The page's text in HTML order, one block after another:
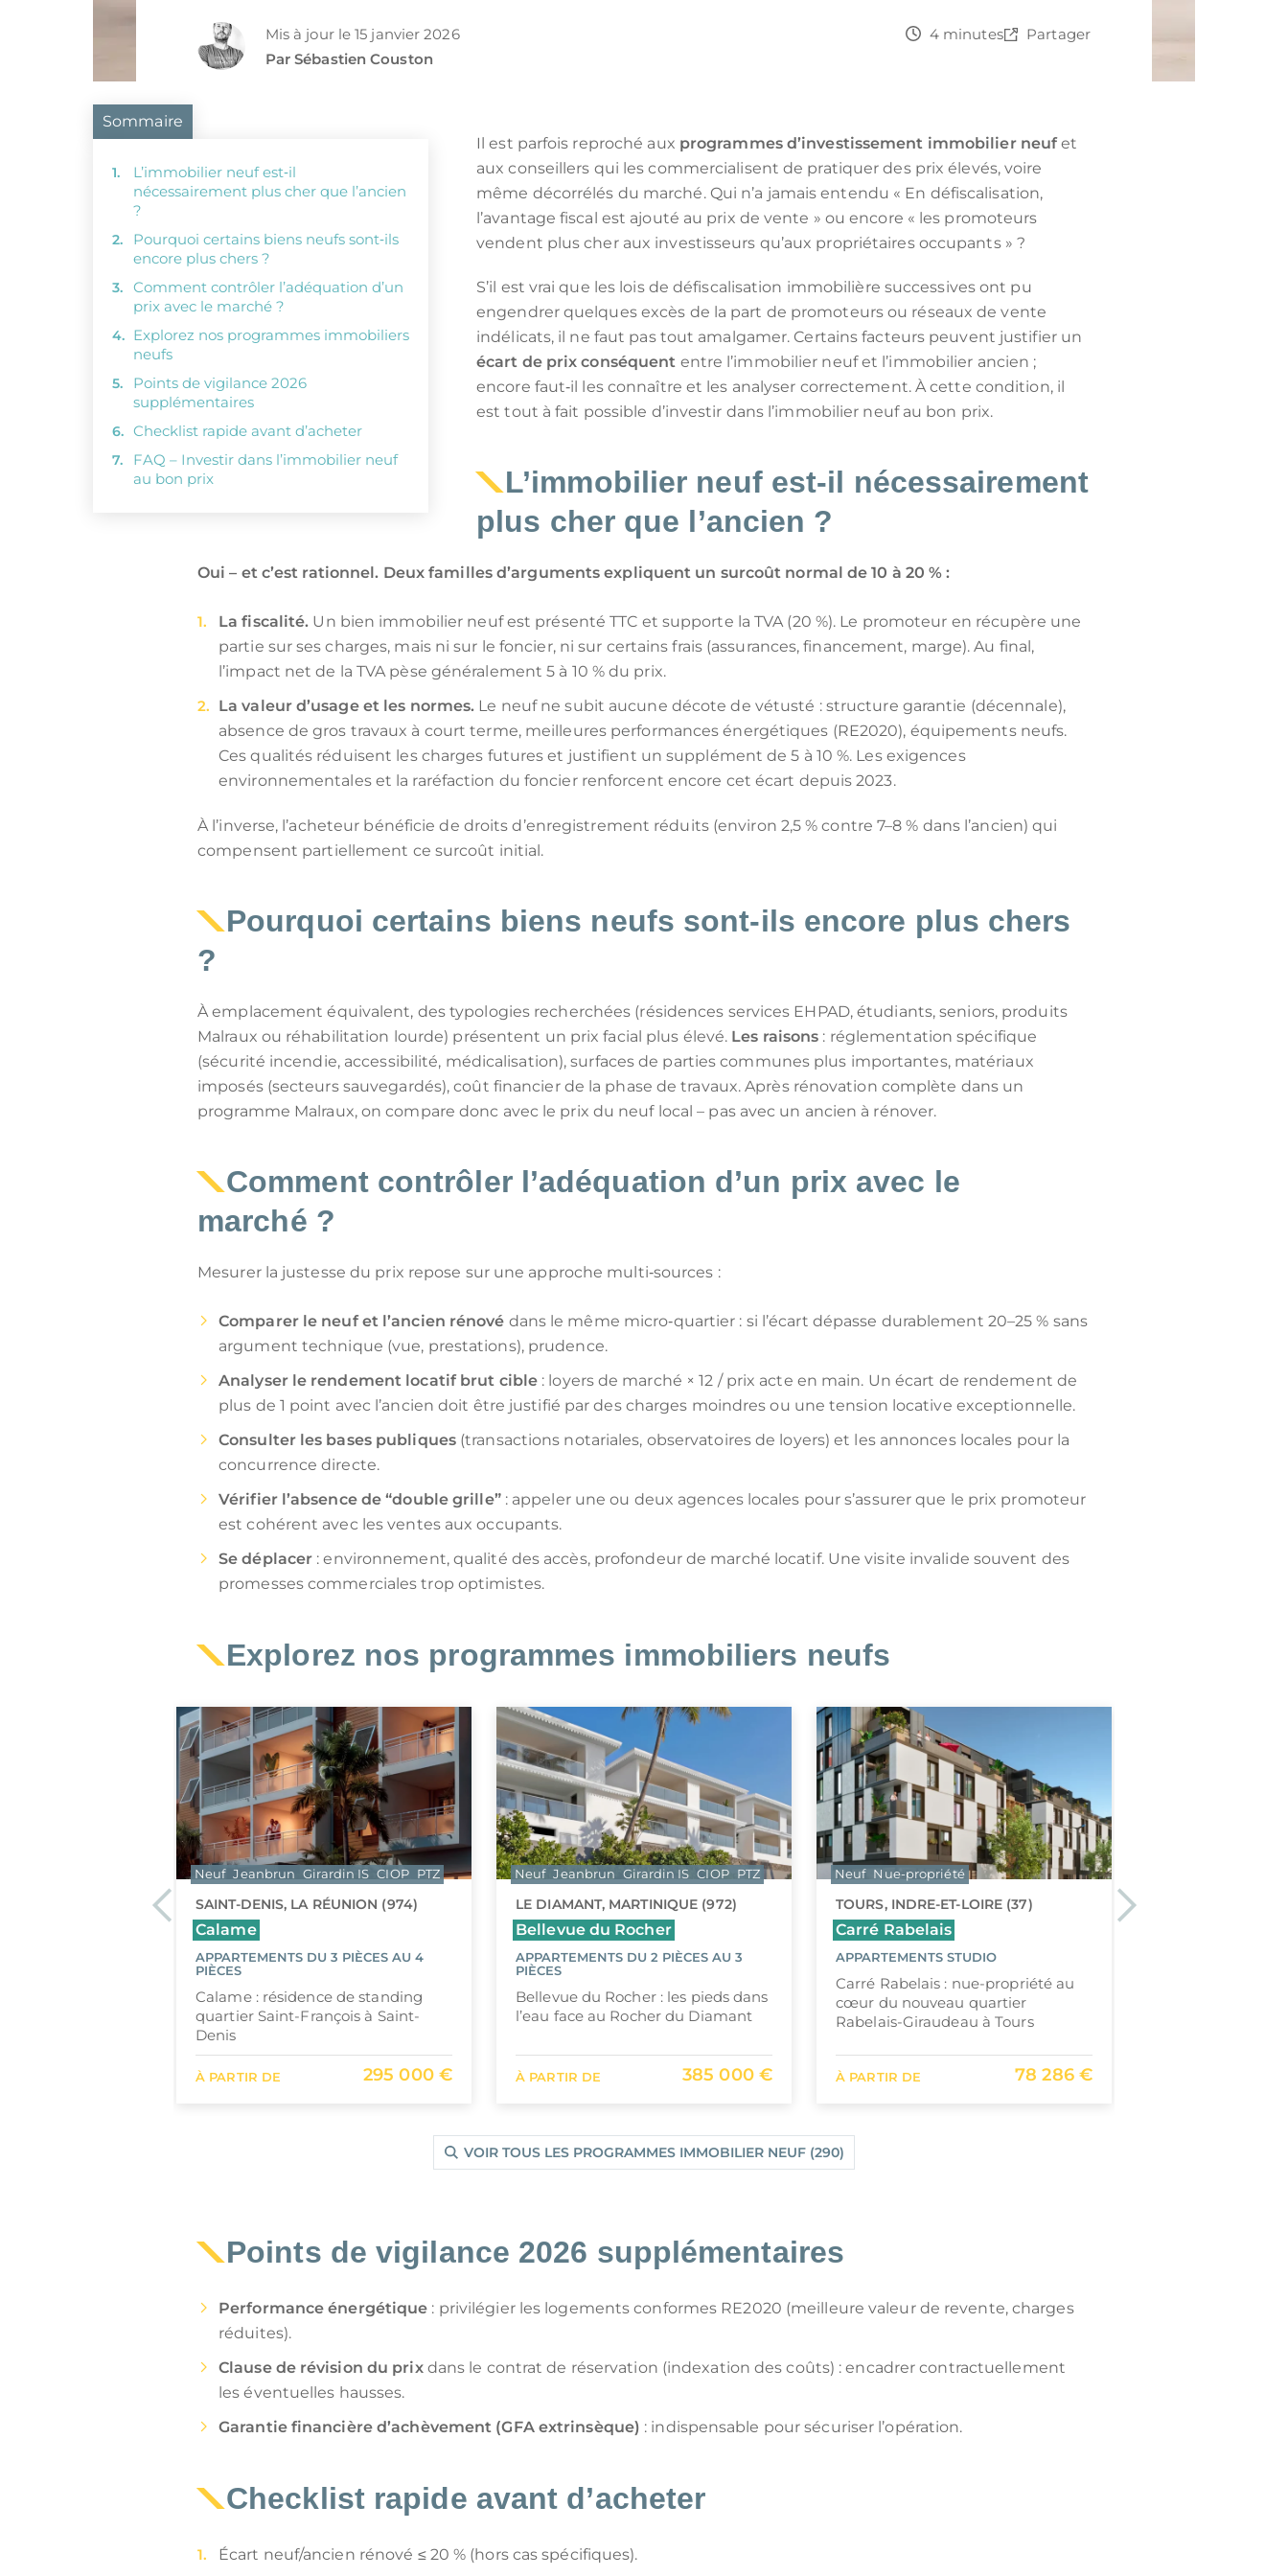
Mis à jour le 15 janvier 2026
Par Sébastien Couston
4 minutes Partager
Sommaire
L’immobilier neuf est‑il
nécessairement plus cher que l’ancien
?
Pourquoi certains biens neufs sont‑ils
encore plus chers ?
Comment contrôler l’adéquation d’un
prix avec le marché ?
Explorez nos programmes immobiliers
neufs
Points de vigilance 2026
supplémentaires
Checklist rapide avant d’acheter
FAQ – Investir dans l’immobilier neuf
au bon prix
Il est parfois reproché aux programmes d’investissement immobilier neufet
aux conseillers qui les commercialisent de pratiquer des prix élevés, voire
même décorrélés du marché. Qui n’a jamais entendu « En défiscalisation,
l’avantage fiscal est ajouté au prix de vente » ou encore « les promoteurs
vendent plus cher aux investisseurs qu’aux propriétaires occupants » ?
S’il est vrai que les lois de défiscalisation immobilière successives ont pu
engendrer quelques excès de la part de promoteurs ou réseaux de vente
indélicats, il ne faut pas tout amalgamer. Certains facteurs peuvent justifier un
écart de prix conséquent entre l’immobilier neuf et l’immobilier ancien ;
encore faut‑il les connaître et les analyser correctement. À cette condition, il
est tout à fait possible d’investir dans l’immobilier neuf au bon prix.
L’immobilier neuf est‑il nécessairement
plus cher que l’ancien ?
Oui – et c’est rationnel. Deux familles d’arguments expliquent un surcoût normal de 10 à 20 % :
La fiscalité. Un bien immobilier neuf est présenté TTC et supporte la TVA (20 %). Le promoteur en récupère une
partie sur ses charges, mais ni sur le foncier, ni sur certains frais (assurances, financement, marge). Au final,
l’impact net de la TVA pèse généralement 5 à 10 % du prix.
La valeur d’usage et les normes. Le neuf ne subit aucune décote de vétusté : structure garantie (décennale),
absence de gros travaux à court terme, meilleures performances énergétiques (RE2020), équipements neufs.
Ces qualités réduisent les charges futures et justifient un supplément de 5 à 10 %. Les exigences
environnementales et la raréfaction du foncier renforcent encore cet écart depuis 2023.
À l’inverse, l’acheteur bénéficie de droits d’enregistrement réduits (environ 2,5 % contre 7–8 % dans l’ancien) qui
compensent partiellement ce surcoût initial.
Pourquoi certains biens neufs sont‑ils encore plus chers
?
À emplacement équivalent, des typologies recherchées (résidences services EHPAD, étudiants, seniors, produits
Malraux ou réhabilitation lourde) présentent un prix facial plus élevé. Les raisons : réglementation spécifique
(sécurité incendie, accessibilité, médicalisation), surfaces de parties communes plus importantes, matériaux
imposés (secteurs sauvegardés), coût financier de la phase de travaux. Après rénovation complète dans un
programme Malraux, on compare donc avec le prix du neuf local – pas avec un ancien à rénover.
Comment contrôler l’adéquation d’un prix avec le
marché ?
Mesurer la justesse du prix repose sur une approche multi‑sources :
Comparer le neuf et l’ancien rénové dans le même micro‑quartier : si l’écart dépasse durablement 20–25 % sans
argument technique (vue, prestations), prudence.
Analyser le rendement locatif brut cible : loyers de marché × 12 / prix acte en main. Un écart de rendement de
plus de 1 point avec l’ancien doit être justifié par des charges moindres ou une tension locative exceptionnelle.
Consulter les bases publiques(transactions notariales, observatoires de loyers) et les annonces locales pour la
concurrence directe.
Vérifier l’absence de “double grille”: appeler une ou deux agences locales pour s’assurer que le prix promoteur
est cohérent avec les ventes aux occupants.
Se déplacer : environnement, qualité des accès, profondeur de marché locatif. Une visite invalide souvent des
promesses commerciales trop optimistes.
Explorez nos programmes immobiliers neufs
PreviousSAINT-DENIS, LA RÉUNION (974)
Calame
APPARTEMENTS DU 3 PIÈCES AU 4
PIÈCES
Calame : résidence de standing
quartier Saint-François à Saint-
Denis
À PARTIR DE 295 000 €
Neuf Jeanbrun Girardin IS CIOP PTZ
LE DIAMANT, MARTINIQUE (972)
Bellevue du Rocher
APPARTEMENTS DU 2 PIÈCES AU 3
PIÈCES
Bellevue du Rocher : les pieds dans
l’eau face au Rocher du Diamant
À PARTIR DE 385 000 €
Neuf Jeanbrun Girardin IS CIOP PTZ
TOURS, INDRE-ET-LOIRE (37)
Carré Rabelais
APPARTEMENTS STUDIO
Carré Rabelais : nue-propriété au
cœur du nouveau quartier
Rabelais-Giraudeau à Tours
À PARTIR DE 78 286 €
Neuf Nue-propriété
Next
VOIR TOUS LES PROGRAMMES IMMOBILIER NEUF (290)
Points de vigilance 2026 supplémentaires
Performance énergétique : privilégier les logements conformes RE2020 (meilleure valeur de revente, charges
réduites).
Clause de révision du prixdans le contrat de réservation (indexation des coûts) : encadrer contractuellement
les éventuelles hausses.
Garantie financière d’achèvement (GFA extrinsèque) : indispensable pour sécuriser l’opération.
Checklist rapide avant d’acheter
Écart neuf/ancien rénové ≤ 20 % (hors cas spécifiques).